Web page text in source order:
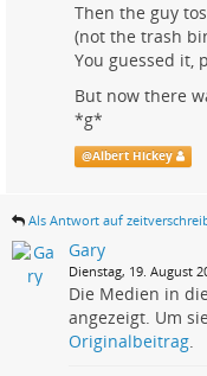
Then the guy
(not the trash
You guessed it,
But now there
*g*
@Albert Hickey
Als Antwort auf
Gary
Dienstag, 19. August
Die Medien in
angezeigt. Um
Originalbeitrag